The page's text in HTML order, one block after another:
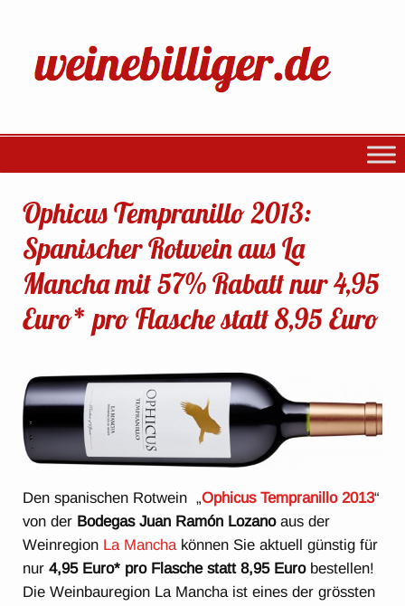
Ophicus Tempranillo 2013:
Spanischer Rotwein aus La
Mancha mit 57% Rabatt nur 4,95
Euro* pro Flasche statt 8,95 Euro
Den spanischen Rotwein „Ophicus Tempranillo 2013“
von der Bodegas Juan Ramón Lozanoaus der
Weinregion La Manchakönnen Sie aktuell günstig für
nur4,95 Euro* pro Flasche statt 8,95 Eurobestellen!
Die Weinbauregion La Mancha ist eines der grössten